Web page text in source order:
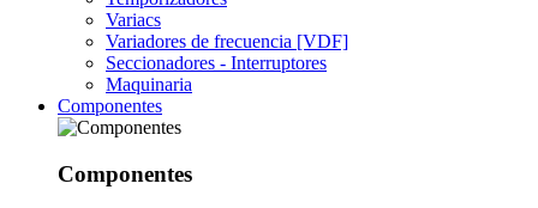
Variacs
Variadores de frecuencia [VDF]
Seccionadores - Interruptores
Maquinaria
Componentes
Componentes